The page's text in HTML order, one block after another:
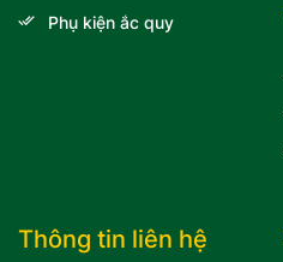
Thông tin liên hệ
Phụ kiện ắc quy